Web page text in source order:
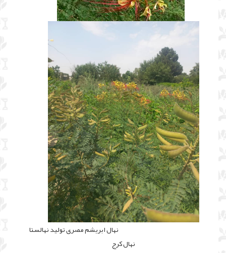
نهال ابریشم مصری تولید نهالستا
نهال کرج